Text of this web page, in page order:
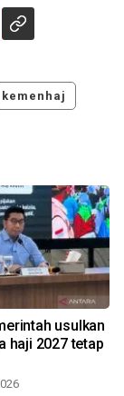
kemenhaj
usulkan
haji 2027 tetap